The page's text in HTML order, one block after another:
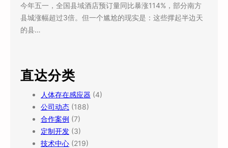
今年五一，全国县域酒店预订量同比暴涨114%，部分南方
县城涨幅超过3倍。但一个尴尬的现实是：这些撑起半边天
的县…
直达分类
人体存在感应器 (4)
公司动态 (188)
合作案例 (7)
定制开发 (3)
技术中心 (219)